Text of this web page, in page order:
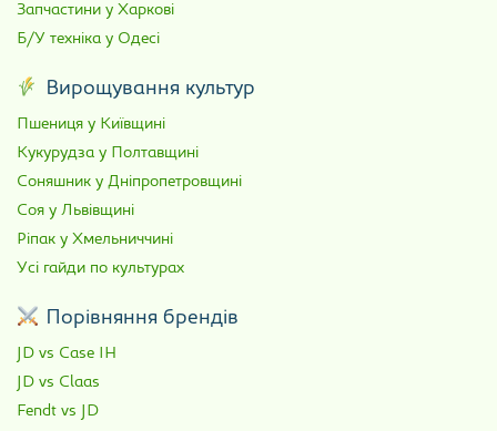
Запчастини у Харкові
Б/У техніка у Одесі
Вирощування культур
Пшениця у Київщині
Кукурудза у Полтавщині
Соняшник у Дніпропетровщині
Соя у Львівщині
Ріпак у Хмельниччині
Усі гайди по культурах
Порівняння брендів
JD vs Case IH
JD vs Claas
Fendt vs JD